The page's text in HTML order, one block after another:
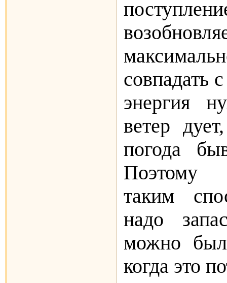
совпадать
энергия
ветер
погода
Поэто­му
таким
надо
можно
когда это